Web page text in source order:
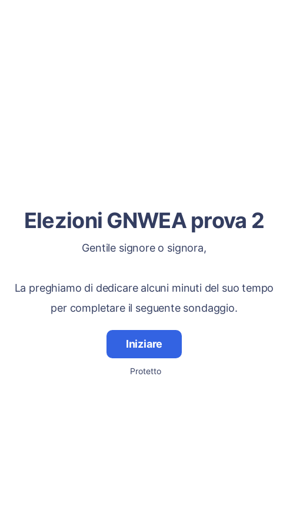
Elezioni GNWEA prova 2
Gentile signore o signora,
La preghiamo di dedicare alcuni minuti del suo tempo
per completare il seguente sondaggio.
Iniziare
Protetto